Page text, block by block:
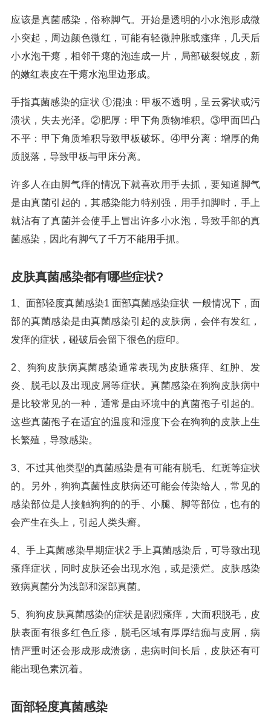
应该是真菌感染，俗称脚气。开始是透明的小水泡形成微
小突起，周边颜色微红，可能有轻微肿胀或瘙痒，几天后
小水泡干瘪，相邻干瘪的泡连成一片，局部破裂蜕皮，新
的嫩红表皮在干瘪水泡里边形成。
手指真菌感染的症状 ①混浊：甲板不透明，呈云雾状或污
溃状，失去光泽。②肥厚：甲下角质物堆积。③甲面凹凸
不平：甲下角质堆积导致甲板破坏。④甲分离：增厚的角
质脱落，导致甲板与甲床分离。
许多人在由脚气痒的情况下就喜欢用手去抓，要知道脚气
是由真菌引起的，其感染能力特别强，用手扣脚时，手上
就沾有了真菌并会使手上冒出许多小水泡，导致手部的真
菌感染，因此有脚气了千万不能用手抓。
皮肤真菌感染都有哪些症状?
1、面部轻度真菌感染1 面部真菌感染症状 一般情况下，面
部的真菌感染是由真菌感染引起的皮肤病，会伴有发红，
发痒的症状，碰破后会留下很色的痘印。
2、狗狗皮肤病真菌感染通常表现为皮肤瘙痒、红肿、发
炎、脱毛以及出现皮屑等症状。真菌感染在狗狗皮肤病中
是比较常见的一种，通常是由环境中的真菌孢子引起的。
这些真菌孢子在适宜的温度和湿度下会在狗狗的皮肤上生
长繁殖，导致感染。
3、不过其他类型的真菌感染是有可能有脱毛、红斑等症状
的。另外，狗狗真菌性皮肤病还可能会传染给人，常见的
感染部位是人接触狗狗的的手、小腿、脚等部位，也有的
会产生在头上，引起人类头癣。
4、手上真菌感染早期症状2 手上真菌感染后，可导致出现
瘙痒症状，同时皮肤还会出现水泡，或是溃烂。皮肤感染
致病真菌分为浅部和深部真菌。
5、狗狗皮肤真菌感染的症状是剧烈瘙痒，大面积脱毛，皮
肤表面有很多红色丘疹，脱毛区域有厚厚结痂与皮屑，病
情严重时还会形成形成溃疡，患病时间长后，皮肤还有可
能出现色素沉着。
面部轻度真菌感染